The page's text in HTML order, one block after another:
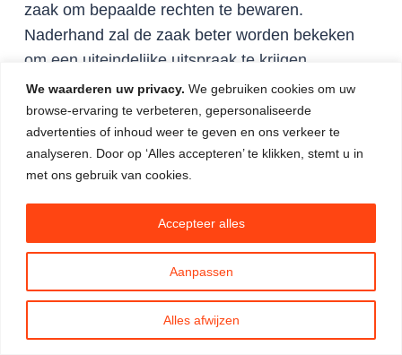
We waarderen uw privacy. We gebruiken cookies om uw
browse-ervaring te verbeteren, gepersonaliseerde
advertenties of inhoud weer te geven en ons verkeer te
analyseren. Door op ‘Alles accepteren’ te klikken, stemt u in
met ons gebruik van cookies.
Aanpassen
Alles afwijzen
Accepteer alles
zaak om bepaalde rechten te bewaren.
Naderhand zal de zaak beter worden bekeken
om een uiteindelijke uitspraak te krijgen.
Vordering
Het bedrag dat iemand van een ander te goed
heeft. Bij een beslag onder een derde wordt ook
beslag gelegd op vorderingen die dedebiteur
van die derde te vorderen heeft. (een
heeft een vordering op een bank voor b.v. zijn
spaargeld, of op zijn werkgever voor zijn loon)